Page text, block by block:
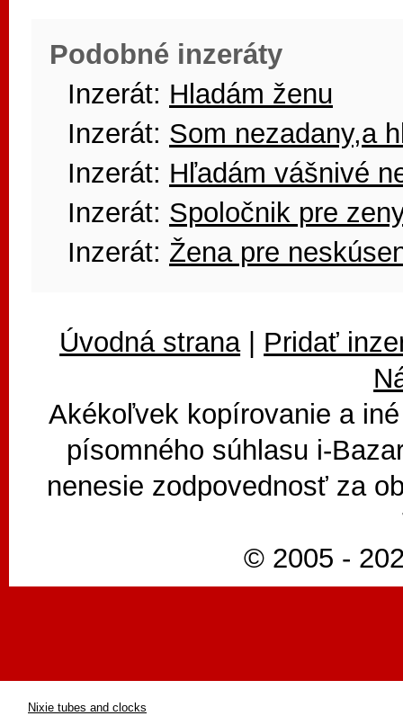
Podobné inzeráty
Inzerát: Hladám ženu
Inzerát: Som nezadany,a
Inzerát: Hľadám vášnivé
Inzerát: Spoločnik pre
Inzerát: Žena pre
Úvodná strana| Pridať
Akékoľvek kopírovanie a
písomného súhlasu i-
nenesie zodpovednosť za
© 2005 -
Nixie tubes and clocks